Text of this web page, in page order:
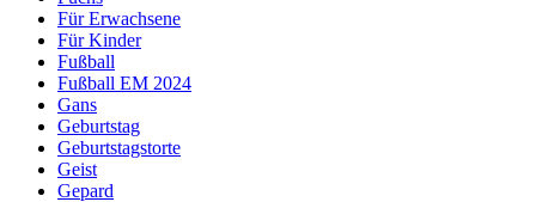
Für Erwachsene
Für Kinder
Fußball
Fußball EM 2024
Gans
Geburtstag
Geburtstagstorte
Geist
Gepard